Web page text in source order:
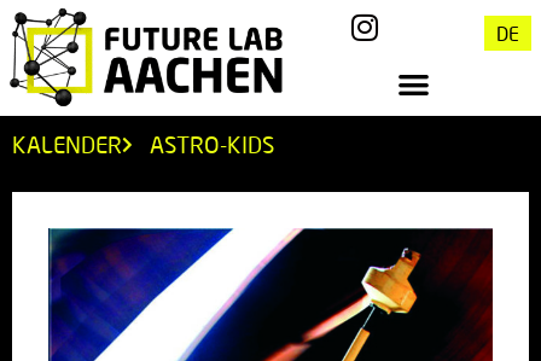
DE
KALENDER ASTRO-KIDS